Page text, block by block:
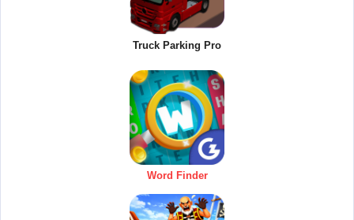
Truck Parking Pro
Word Finder